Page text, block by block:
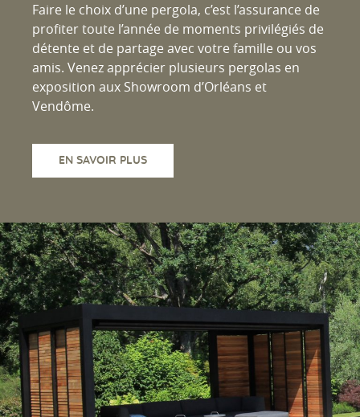
Faire le choix d’une pergola, c’est l’assurance de
profiter toute l’année de moments privilégiés de
détente et de partage avec votre famille ou vos
amis. Venez apprécier plusieurs pergolas en
exposition aux Showroom d’Orléans et
Vendôme.
EN SAVOIR PLUS